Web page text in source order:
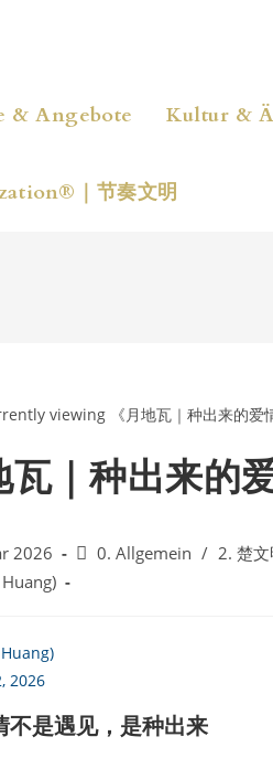
& Angebote Kultur &
｜节奏文明
瓦｜种出来的
2026
Beitrags-
0. Allgemein / 2. 楚
2026
不是遇见，是种出来